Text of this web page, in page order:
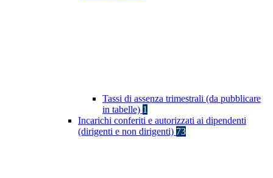
Tassi di assenza trimestrali (da pubblicare
in tabelle) 1
Incarichi conferiti e autorizzati ai dipendenti
(dirigenti e non dirigenti) 73